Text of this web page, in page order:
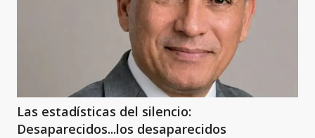
Las estadísticas del silencio:
Desaparecidos...los desaparecidos